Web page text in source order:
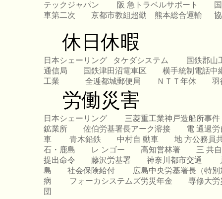
テックジャパン
阪 急トラベルサポート
車第二次
京都市教組超勤 熊本総合運輸
休日休暇
日本シェーリング タケダシステム
国鉄郡山
通信局
国鉄津田沼電車区
横手統制電話中
工業
全逓都城郵便局 ＮＴＴ年休 羽
労働災害
日本シェーリング
三菱重工業神戸造船所事件
鉱業所
佐伯労基署長アーク溶接
電 通過労
車
青木鉛鉄 中村自 動車
地 方公務員
石・鹿島
レ ンゴー 高知営林署
三 共
提出命令
藤沢労基署 神奈川都市交通
島
社会保険給付
広島中央労基署長（特
病
フォーカシステムズ労災年金
専修大
団